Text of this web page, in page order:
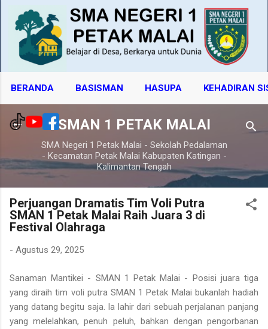
BERANDA BASISMAN HASUPA KEHADIRAN
Langsung ke konten utama
SMAN 1 PETAK MALAI
SMA Negeri 1 Petak Malai - Sekolah Pedalaman
- Kecamatan Petak Malai Kabupaten Katingan -
Kalimantan Tengah
Perjuangan Dramatis Tim Voli Putra
SMAN 1 Petak Malai Raih Juara 3 di
Festival Olahraga
- Agustus 29, 2025
Sanaman Mantikei - SMAN 1 Petak Malai - Posisi juara tiga
yang diraih tim voli putra SMAN 1 Petak Malai bukanlah hadiah
yang datang begitu saja. Ia lahir dari sebuah perjalanan panjang
yang melelahkan, penuh peluh, bahkan dengan pengorbanan